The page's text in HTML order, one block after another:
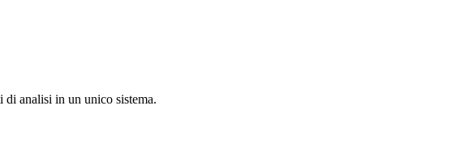
analisi in un unico sistema.